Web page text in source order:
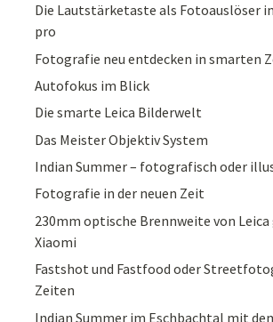
Die Lautstärketaste als Fotoauslöser
pro
Fotografie neu entdecken in smarten
Autofokus im Blick
Die smarte Leica Bilderwelt
Das Meister Objektiv System
Indian Summer – fotografisch oder
Fotografie in der neuen Zeit
230mm optische Brennweite von
Xiaomi
Fastshot und Fastfood oder
Zeiten
Indian Summer im Eschbachtal mit